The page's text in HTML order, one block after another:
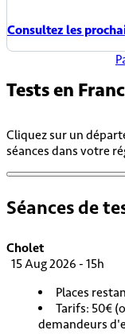
Consultez les
Tests en
Cliquez sur un
séances dans votre
Séances de
Cholet
15 Aug 2026 - 15h
Places
Tarifs: 50€
demandeurs